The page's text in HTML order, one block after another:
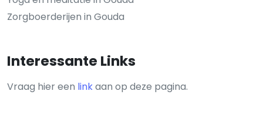
Zorgboerderijen in Gouda
Interessante Links
Vraag hier een linkaan op deze pagina.